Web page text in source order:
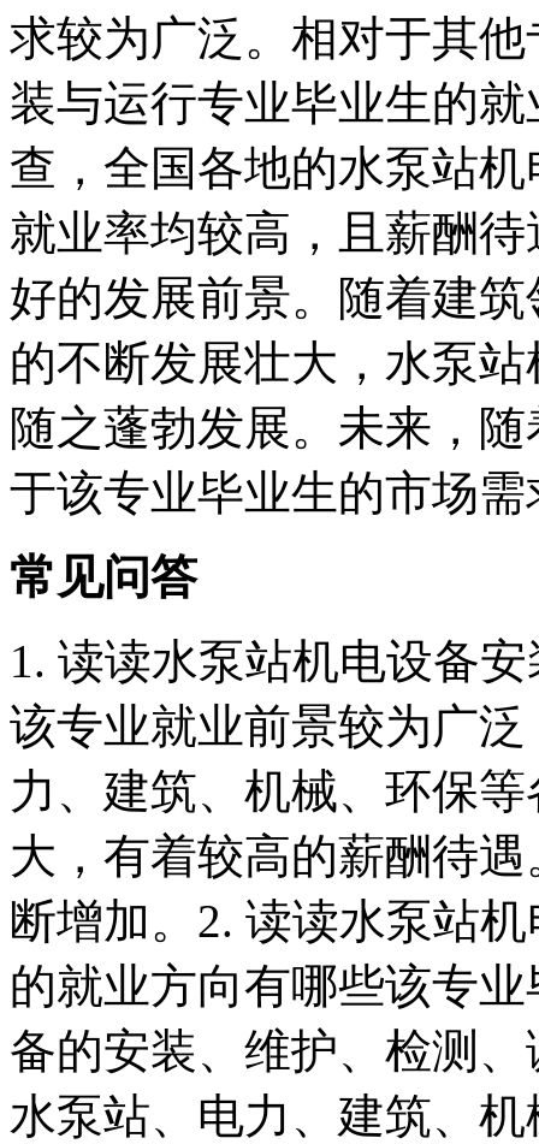
求较为广泛。相对于其
装与运行专业毕业生的
查，全国各地的水泵站
就业率均较高，且薪酬
好的发展前景。随着建
的不断发展壮大，水泵
随之蓬勃发展。未来，
于该专业毕业生的市场
常见问答
1. 读读水泵站机电设备
该专业就业前景较为广
力、建筑、机械、环保
大，有着较高的薪酬待
断增加。2. 读读水泵站
的就业方向有哪些该专
备的安装、维护、检测
水泵站、电力、建筑、